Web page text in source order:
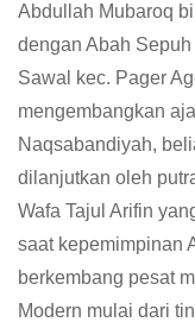
Abdullah Mubaroq
dengan Abah
Sawal kec. Pager
mengembangkan
Naqsabandiyah,
dilanjutkan oleh
Wafa Tajul Arifin
saat kepemimpinan
berkembang pesat
Modern mulai dari